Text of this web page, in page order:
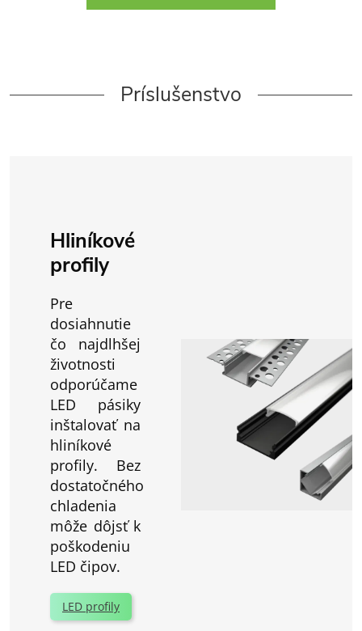
Príslušenstvo
Hliníkové
profily
Pre
dosiahnutie
čo najdlhšej
životnosti
odporúčame
LED pásiky
inštalovať na
hliníkové
profily. Bez
dostatočného
chladenia
môže dôjsť k
poškodeniu
LED čipov.
LED profily